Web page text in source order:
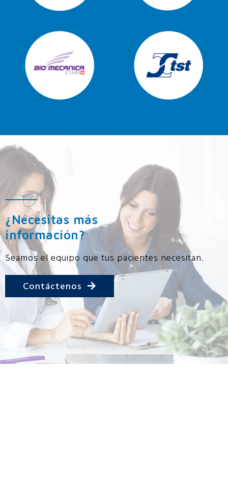
¿Necesitas más
información?
Seamos el equipo que tus pacientes necesitan.
Contáctenos